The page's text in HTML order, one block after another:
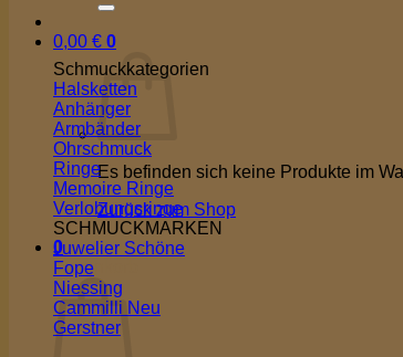
0,00 € 0
Es befinden sich keine Produkte im
Zurück zum Shop
0
Warenkorb
Schmuckkategorien
Halsketten
Anhänger
Armbänder
Ohrschmuck
Ringe
Memoire Ringe
Verlobungsringe
SCHMUCKMARKEN
Juwelier Schöne
Fope
Niessing
Cammilli
Gerstner